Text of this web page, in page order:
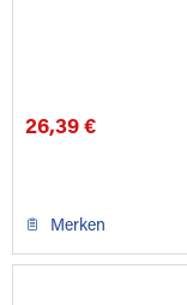
26,39 €
Merken